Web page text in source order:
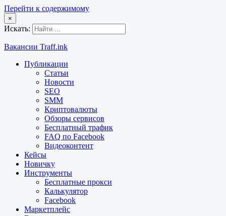
Перейти к содержимому
×
Искать:
Вакансии Traff.ink
Публикации
Статьи
Новости
SEO
SMM
Криптовалюты
Обзоры сервисов
Бесплатный трафик
FAQ по Facebook
Видеоконтент
Кейсы
Новичку
Инструменты
Бесплатные прокси
Калькулятор
Facebook
Маркетплейс